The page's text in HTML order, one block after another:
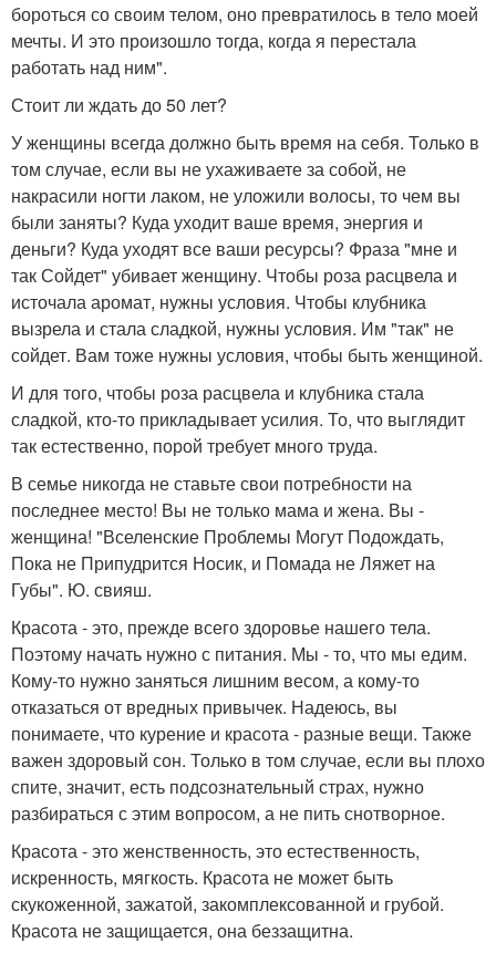
бороться со своим телом, оно превратилось в тело моей
мечты. И это произошло тогда, когда я перестала
работать над ним".
Стоит ли ждать до 50 лет?
У женщины всегда должно быть время на себя. Только в
том случае, если вы не ухаживаете за собой, не
накрасили ногти лаком, не уложили волосы, то чем вы
были заняты? Куда уходит ваше время, энергия и
деньги? Куда уходят все ваши ресурсы? Фраза "мне и
так Сойдет" убивает женщину. Чтобы роза расцвела и
источала аромат, нужны условия. Чтобы клубника
вызрела и стала сладкой, нужны условия. Им "так" не
сойдет. Вам тоже нужны условия, чтобы быть женщиной.
И для того, чтобы роза расцвела и клубника стала
сладкой, кто-то прикладывает усилия. То, что выглядит
так естественно, порой требует много труда.
В семье никогда не ставьте свои потребности на
последнее место! Вы не только мама и жена. Вы -
женщина! "Вселенские Проблемы Могут Подождать,
Пока не Припудрится Носик, и Помада не Ляжет на
Губы". Ю. свияш.
Красота - это, прежде всего здоровье нашего тела.
Поэтому начать нужно с питания. Мы - то, что мы едим.
Кому-то нужно заняться лишним весом, а кому-то
отказаться от вредных привычек. Надеюсь, вы
понимаете, что курение и красота - разные вещи. Также
важен здоровый сон. Только в том случае, если вы плохо
спите, значит, есть подсознательный страх, нужно
разбираться с этим вопросом, а не пить снотворное.
Красота - это женственность, это естественность,
искренность, мягкость. Красота не может быть
скукоженной, зажатой, закомплексованной и грубой.
Красота не защищается, она беззащитна.